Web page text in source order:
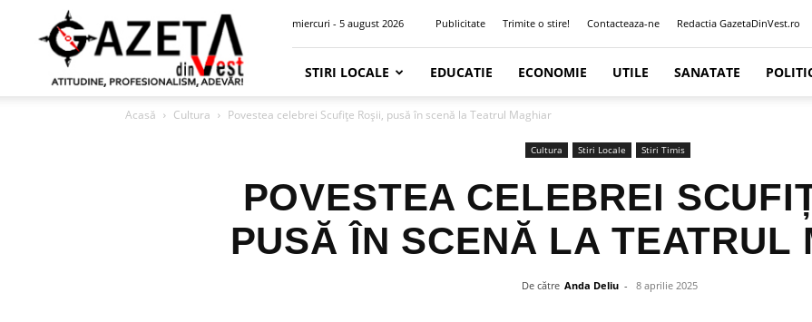
Gazeta
din
Vest
miercuri - 5 august 2026 Publicitate Trimite o stire! Contacteaza-ne Redactia GazetaDinVest.ro
STIRI LOCALE EDUCATIE ECONOMIE UTILE SANATATE
Acasă Cultura Povestea celebrei Scufițe Roșii, pusă în scenă la Teatrul Maghiar
Cultura Stiri Locale Stiri Timis
POVESTEA CELEBREI
PUSĂ ÎN SCENĂ LA TEATRUL
De către Anda Deliu - 8 aprilie 2025